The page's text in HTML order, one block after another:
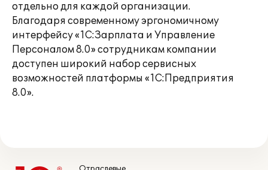
отдельно для каждой организации.
Благодаря современному эргономичному
интерфейсу «1С:Зарплата и Управление
Персоналом 8.0» сотрудникам компании
доступен широкий набор сервисных
возможностей платформы «1С:Предприятия
8.0».